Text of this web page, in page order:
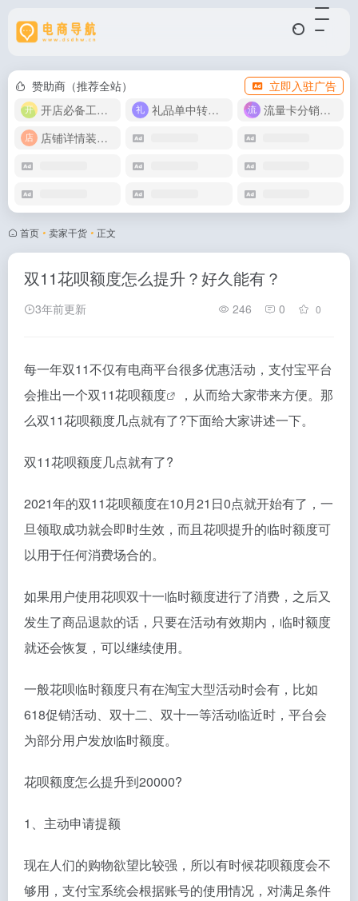
赞助商（推荐全站）
立即入驻广告
开店必备工具箱
礼品单中转同步单
流量卡分销代理
店铺详情装修模版
首页 • 卖家干货 • 正文
双11花呗额度怎么提升？好久能有？
3年前更新 246 0 0
每一年双11不仅有电商平台很多优惠活动，支付宝平台
会推出一个双11花呗额度
，从而给大家带来方便。那
么双11花呗额度几点就有了?下面给大家讲述一下。
双11花呗额度几点就有了?
2021年的双11花呗额度在10月21日0点就开始有了，一
旦领取成功就会即时生效，而且花呗提升的临时额度可
以用于任何消费场合的。
如果用户使用花呗双十一临时额度进行了消费，之后又
发生了商品退款的话，只要在活动有效期内，临时额度
就还会恢复，可以继续使用。
一般花呗临时额度只有在淘宝大型活动时会有，比如
618促销活动、双十二、双十一等活动临近时，平台会
为部分用户发放临时额度。
花呗额度怎么提升到20000?
1、主动申请提额
现在人们的购物欲望比较强，所以有时候花呗额度会不
够用，支付宝系统会根据账号的使用情况，对满足条件